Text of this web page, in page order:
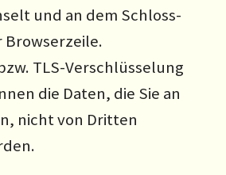
und an dem Schloss-
Browserzeile.
TLS-Verschlüsselung
die Daten, die Sie an
nicht von Dritten